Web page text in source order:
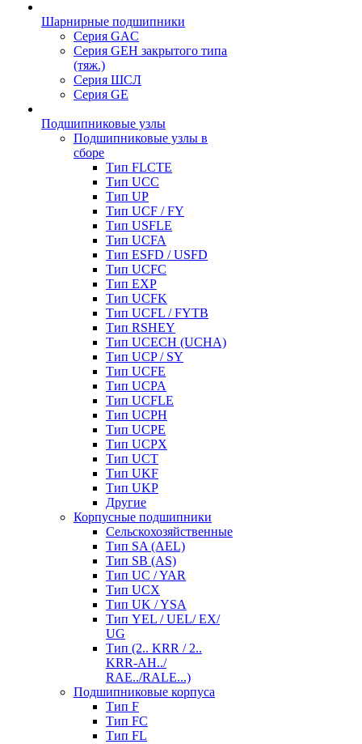
Шарнирные подшипники
Серия GAC
Серия GEH закрытого типа
(тяж.)
Серия ШСЛ
Серия GE
Подшипниковые узлы
Подшипниковые узлы в
сборе
Тип FLCTE
Тип UCC
Тип UP
Тип UCF / FY
Тип USFLE
Тип UCFA
Тип ESFD / USFD
Тип UCFC
Тип EXP
Тип UCFK
Тип UCFL / FYTB
Тип RSHEY
Тип UCECH (UCHA)
Тип UCP / SY
Тип UCFE
Тип UCPA
Тип UCFLE
Тип UCPH
Тип UCPE
Тип UCPX
Тип UCT
Тип UKF
Тип UKP
Другие
Корпусные подшипники
Сельскохозяйственные
Тип SA (AEL)
Тип SB (AS)
Тип UC / YAR
Тип UCX
Тип UK / YSA
Тип YEL / UEL/ EX/
UG
Тип (2.. KRR / 2..
KRR-AH../
RAE../RALE...)
Подшипниковые корпуса
Тип F
Тип FC
Тип FL